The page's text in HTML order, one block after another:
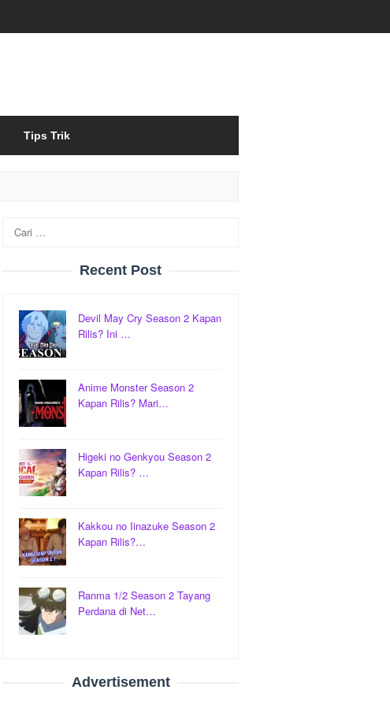
Tips Trik
Cari
untuk:
Recent Post
Devil May Cry Season 2 Kapan
Rilis? Ini …
Anime Monster Season 2
Kapan Rilis? Mari…
Higeki no Genkyou Season 2
Kapan Rilis? …
Kakkou no Iinazuke Season 2
Kapan Rilis?…
Ranma 1/2 Season 2 Tayang
Perdana di Net…
Advertisement